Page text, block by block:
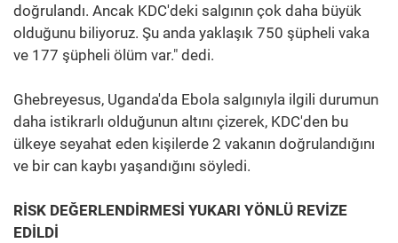
doğrulandı. Ancak KDC'deki salgının çok daha büyük
olduğunu biliyoruz. Şu anda yaklaşık 750 şüpheli vaka
ve 177 şüpheli ölüm var." dedi.
Ghebreyesus, Uganda'da Ebola salgınıyla ilgili durumun
daha istikrarlı olduğunun altını çizerek, KDC'den bu
ülkeye seyahat eden kişilerde 2 vakanın doğrulandığını
ve bir can kaybı yaşandığını söyledi.
RİSK DEĞERLENDİRMESİ YUKARI YÖNLÜ REVİZE
EDİLDİ